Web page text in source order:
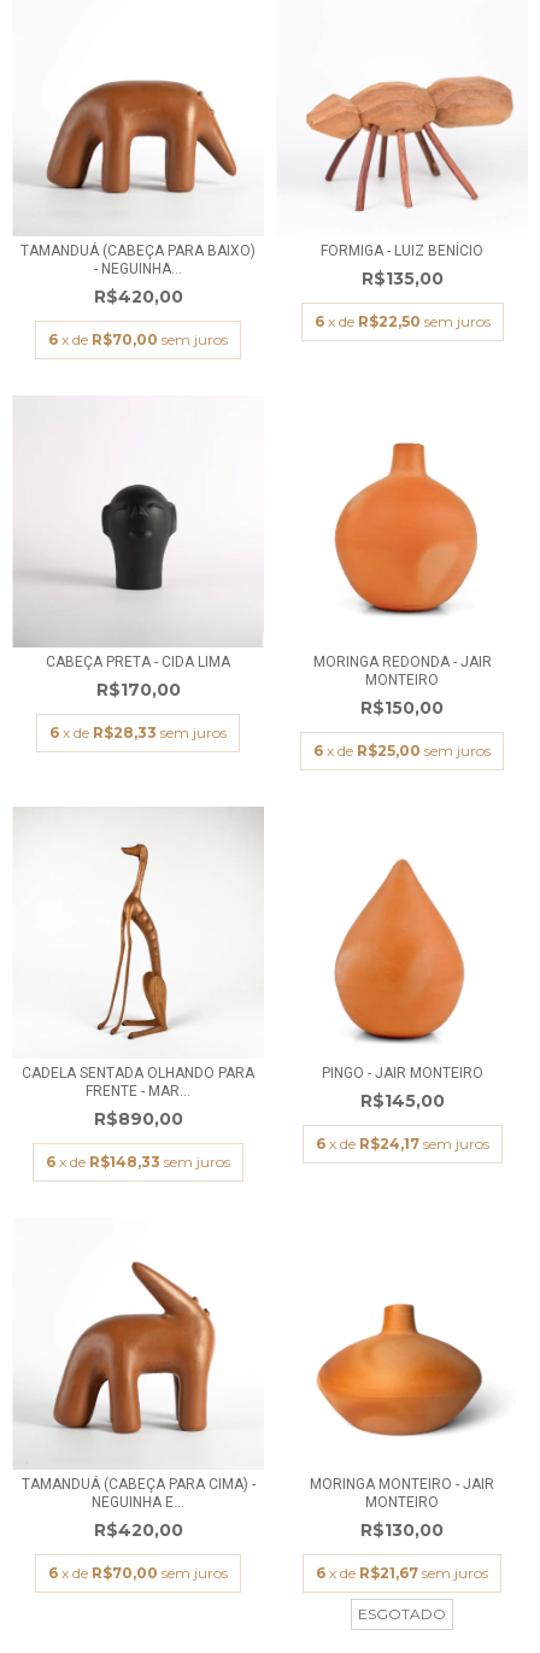
TAMANDUÁ (CABEÇA PARA BAIXO)
- NEGUINHA...
R$420,00
6 x de R$70,00 sem juros
FORMIGA - LUIZ BENÍCIO
R$135,00
6 x de R$22,50 sem juros
CABEÇA PRETA - CIDA LIMA
R$170,00
6 x de R$28,33 sem juros
MORINGA REDONDA - JAIR
MONTEIRO
R$150,00
6 x de R$25,00 sem juros
CADELA SENTADA OLHANDO PARA
FRENTE - MAR...
R$890,00
6 x de R$148,33 sem juros
PINGO - JAIR MONTEIRO
R$145,00
6 x de R$24,17 sem juros
TAMANDUÁ (CABEÇA PARA CIMA) -
NEGUINHA E...
R$420,00
6 x de R$70,00 sem juros
MORINGA MONTEIRO - JAIR
MONTEIRO
R$130,00
6 x de R$21,67 sem juros
ESGOTADO